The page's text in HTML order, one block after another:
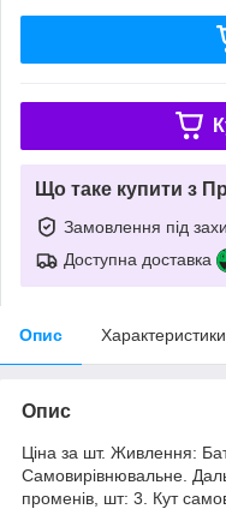
Що таке купити з
Замовлення під
Доступна доставка
Опис Характеристики
Опис
Ціна за шт. Живлення:
Самовирівнювальне.
променів, шт: 3. Кут